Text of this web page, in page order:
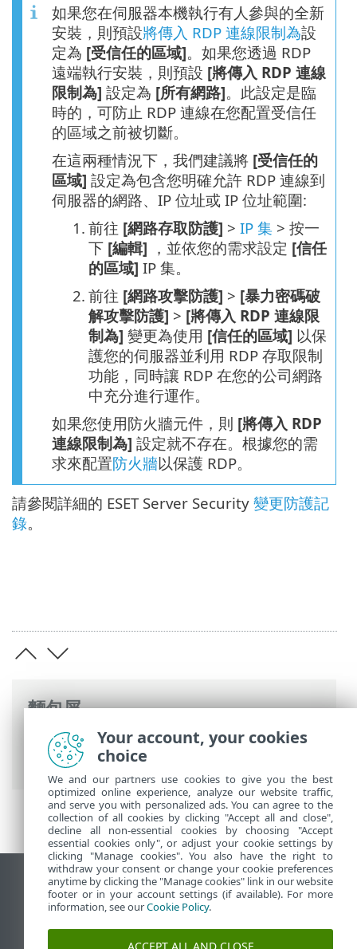
麵包屑
ESET 線上說明>ESET Server Security>概
> 新增功能
如果您在伺服器本機執行有人參與的全新
安裝，則預設將傳入 RDP 連線限制為設
定為 [受信任的區域]。如果您透過 RDP
遠端執行安裝，則預設 [將傳入 RDP 連線
限制為] 設定為 [所有網路]。此設定是臨
時的，可防止 RDP 連線在您配置受信任
的區域之前被切斷。
在這兩種情況下，我們建議將 [受信任的
區域] 設定為包含您明確允許 RDP 連線到
伺服器的網路、IP 位址或 IP 位址範圍:
1. 前往 [網路存取防護] > IP 集 > 按一
下 [編輯] ，並依您的需求設定 [信任
的區域] IP 集。
2. 前往 [網路攻擊防護] > [暴力密碼破
解攻擊防護] > [將傳入 RDP 連線限
制為] 變更為使用 [信任的區域] 以保
護您的伺服器並利用 RDP 存取限制
功能，同時讓 RDP 在您的公司網路
中充分進行運作。
如果您使用防火牆元件，則 [將傳入 RDP
連線限制為] 設定就不存在。根據您的需
求來配置防火牆以保護 RDP。
請參閱詳細的 ESET Server Security 變更防護記
錄。
檢視桌面網站
End of Life
ESET 知識庫
Your account, your cookies
choice
We and our partners use cookies to give you the best
optimized online experience, analyze our website traffic,
and serve you with personalized ads. You can agree to the
collection of all cookies by clicking "Accept all and close",
decline all non-essential cookies by choosing "Accept
essential cookies only", or adjust your cookie settings by
clicking "Manage cookies". You also have the right to
withdraw your consent or change your cookie preferences
anytime by clicking the "Manage cookies" link in our website
footer or in your account settings (if available). For more
information, see ourCookie Policy.